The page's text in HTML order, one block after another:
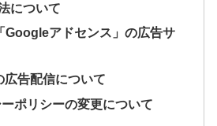
について
Googleアドセンス」の広告サ
告配信について
ポリシーの変更について